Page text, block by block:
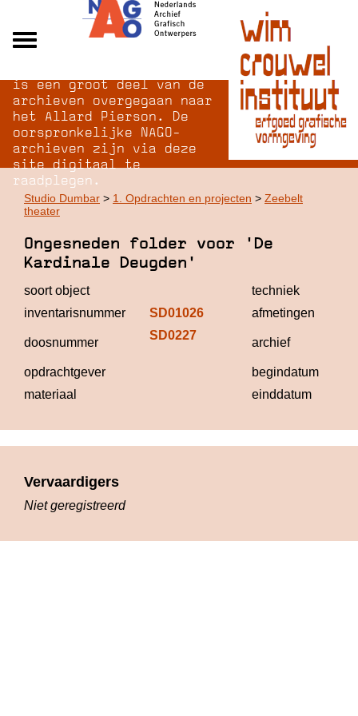
Over NAGO
Over WCI
Inloggen
is een groot deel van de
archieven overgegaan naar
het Allard Pierson. De
oorspronkelijke NAGO-
archieven zijn via deze
site digitaal te
raadplegen.
Studio Dumbar > 1. Opdrachten en projecten > Zeebelt
theater
Ongesneden folder voor 'De
Kardinale Deugden'
soort object
techniek
inventarisnummer
SD01026 afmetingen
doosnummer
SD0227
archief
opdrachtgever
begindatum
materiaal
einddatum
Vervaardigers
Niet geregistreerd